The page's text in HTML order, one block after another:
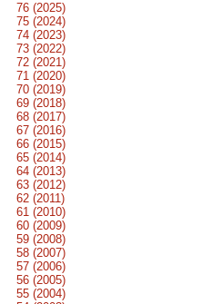
76 (2025)
75 (2024)
74 (2023)
73 (2022)
72 (2021)
71 (2020)
70 (2019)
69 (2018)
68 (2017)
67 (2016)
66 (2015)
65 (2014)
64 (2013)
63 (2012)
62 (2011)
61 (2010)
60 (2009)
59 (2008)
58 (2007)
57 (2006)
56 (2005)
55 (2004)